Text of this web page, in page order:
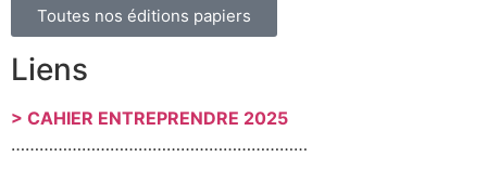
Toutes nos éditions papiers
Liens
> CAHIER ENTREPRENDRE 2025
………………………………………………………